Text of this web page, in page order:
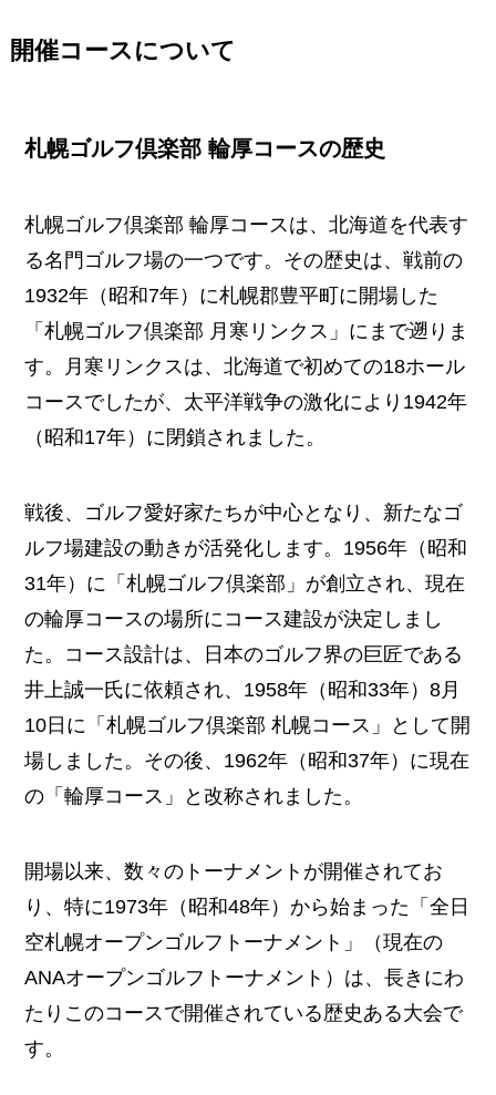
開催コースについて
札幌ゴルフ倶楽部 輪厚コースの歴史
札幌ゴルフ倶楽部 輪厚コースは、北海道を代表す
る名門ゴルフ場の一つです。その歴史は、戦前の
1932年（昭和7年）に札幌郡豊平町に開場した
「札幌ゴルフ倶楽部 月寒リンクス」にまで遡りま
す。月寒リンクスは、北海道で初めての18ホール
コースでしたが、太平洋戦争の激化により1942年
（昭和17年）に閉鎖されました。
戦後、ゴルフ愛好家たちが中心となり、新たなゴ
ルフ場建設の動きが活発化します。1956年（昭和
31年）に「札幌ゴルフ倶楽部」が創立され、現在
の輪厚コースの場所にコース建設が決定しまし
た。コース設計は、日本のゴルフ界の巨匠である
井上誠一氏に依頼され、1958年（昭和33年）8月
10日に「札幌ゴルフ倶楽部 札幌コース」として開
場しました。その後、1962年（昭和37年）に現在
の「輪厚コース」と改称されました。
開場以来、数々のトーナメントが開催されてお
り、特に1973年（昭和48年）から始まった「全日
空札幌オープンゴルフトーナメント」（現在の
ANAオープンゴルフトーナメント）は、長きにわ
たりこのコースで開催されている歴史ある大会で
す。